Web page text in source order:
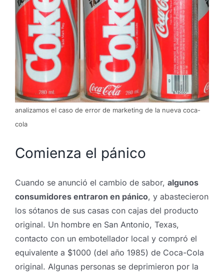
analizamos el caso de error de marketing de la nueva coca-
cola
Comienza el pánico
Cuando se anunció el cambio de sabor, algunos
consumidores entraron en pánico, y abastecieron
los sótanos de sus casas con cajas del producto
original. Un hombre en San Antonio, Texas,
contacto con un embotellador local y compró el
equivalente a $1000 (del año 1985) de Coca-Cola
original. Algunas personas se deprimieron por la